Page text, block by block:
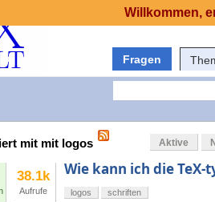
Fragen
mit mit logos Aktive
38.1k
Aufrufe
Wie kann ich die
logos schriften
Willkommen,